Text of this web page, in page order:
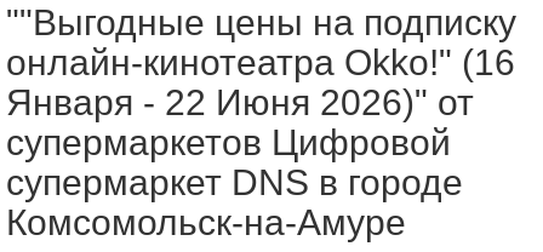
""Выгодные цены на подписку
онлайн-кинотеатра Okko!" (16
Января - 22 Июня 2026)" от
супермаркетов Цифровой
супермаркет DNS в городе
Комсомольск-на-Амуре